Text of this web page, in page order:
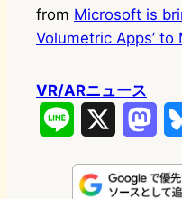
from Microsoft is
Volumetric Apps’
VR/ARニュース
n
s